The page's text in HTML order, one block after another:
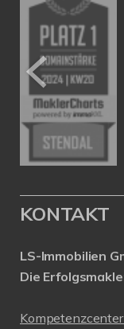
KONTAKT
LS-Immobilien
Die